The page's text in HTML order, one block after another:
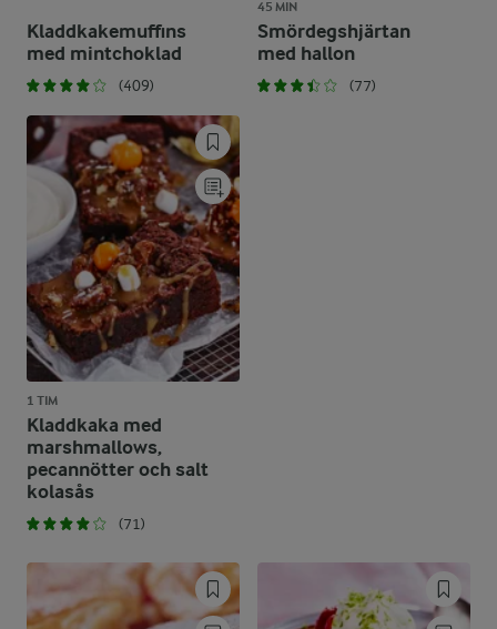
Kladdkakemuffins
med mintchoklad
(409)
45 MIN
Smördegshjärtan
med hallon
(77)
1 TIM
Kladdkaka med
marshmallows,
pecannötter och salt
kolasås
(71)